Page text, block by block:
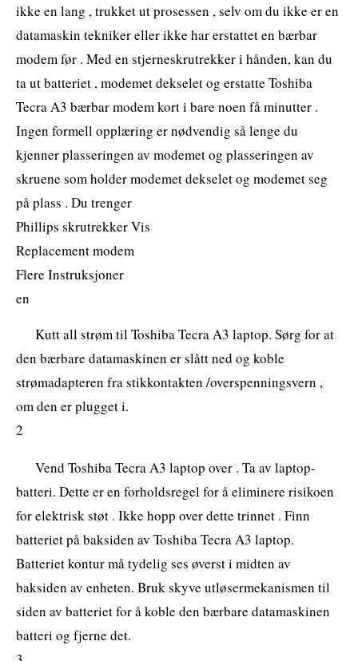
ikke en lang , trukket ut prosessen , selv om du ikke er en
datamaskin tekniker eller ikke har erstattet en bærbar
modem før . Med en stjerneskrutrekker i hånden, kan du
ta ut batteriet , modemet dekselet og erstatte Toshiba
Tecra A3 bærbar modem kort i bare noen få minutter .
Ingen formell opplæring er nødvendig så lenge du
kjenner plasseringen av modemet og plasseringen av
skruene som holder modemet dekselet og modemet seg
på plass . Du trenger
Phillips skrutrekker Vis
Replacement modem
Flere Instruksjoner
en
Kutt all strøm til Toshiba Tecra A3 laptop. Sørg for at
den bærbare datamaskinen er slått ned og koble
strømadapteren fra stikkontakten /overspenningsvern ,
om den er plugget i.
2
Vend Toshiba Tecra A3 laptop over . Ta av laptop-
batteri. Dette er en forholdsregel for å eliminere risikoen
for elektrisk støt . Ikke hopp over dette trinnet . Finn
batteriet på baksiden av Toshiba Tecra A3 laptop.
Batteriet kontur må tydelig ses øverst i midten av
baksiden av enheten. Bruk skyve utløsermekanismen til
siden av batteriet for å koble den bærbare datamaskinen
batteri og fjerne det.